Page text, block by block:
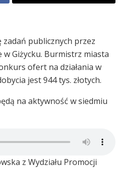
zadań publicznych przez
Giżycku. Burmistrz miasta
ofert na działania w
jest 944 tys. złotych.
na aktywność w siedmiu
z Wydziału Promocji